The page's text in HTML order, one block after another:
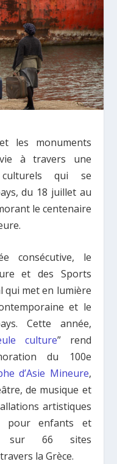
les monuments
à travers une
culturels qui se
du 18 juillet au
le centenaire
consécutive, le
et des Sports
qui met en lumière
et le
Cette année,
culture” rend
du 100e
d’Asie Mineure,
de musique et
artistiques
pour enfants et
sur 66 sites
la Grèce.